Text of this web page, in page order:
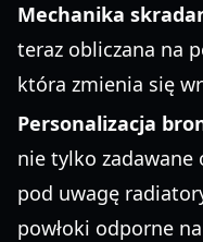
Mechanika
teraz obliczana na
która zmienia się
Personalizacja
nie tylko zadawane
pod uwagę
powłoki odporne